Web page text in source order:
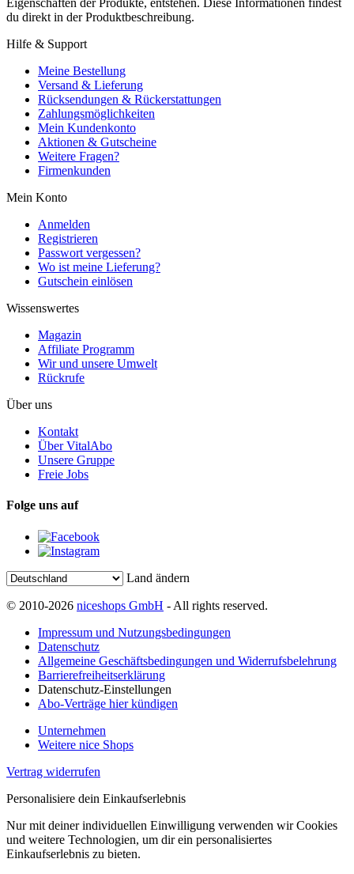
Eigenschaften der Produkte, entstehen. Diese Informationen findest
du direkt in der Produktbeschreibung.
Hilfe & Support
Meine Bestellung
Versand & Lieferung
Rücksendungen & Rückerstattungen
Zahlungsmöglichkeiten
Mein Kundenkonto
Aktionen & Gutscheine
Weitere Fragen?
Firmenkunden
Mein Konto
Anmelden
Registrieren
Passwort vergessen?
Wo ist meine Lieferung?
Gutschein einlösen
Wissenswertes
Magazin
Affiliate Programm
Wir und unsere Umwelt
Rückrufe
Über uns
Kontakt
Über VitalAbo
Unsere Gruppe
Freie Jobs
Folge uns auf
Land ändern
© 2010-2026 niceshops GmbH - All rights reserved.
Impressum und Nutzungsbedingungen
Datenschutz
Allgemeine Geschäftsbedingungen und Widerrufsbelehrung
Barrierefreiheitserklärung
Datenschutz-Einstellungen
Abo-Verträge hier kündigen
Unternehmen
Weitere nice Shops
Vertrag widerrufen
Personalisiere dein Einkaufserlebnis
Nur mit deiner individuellen Einwilligung verwenden wir Cookies
und weitere Technologien, um dir ein personalisiertes
Einkaufserlebnis zu bieten.